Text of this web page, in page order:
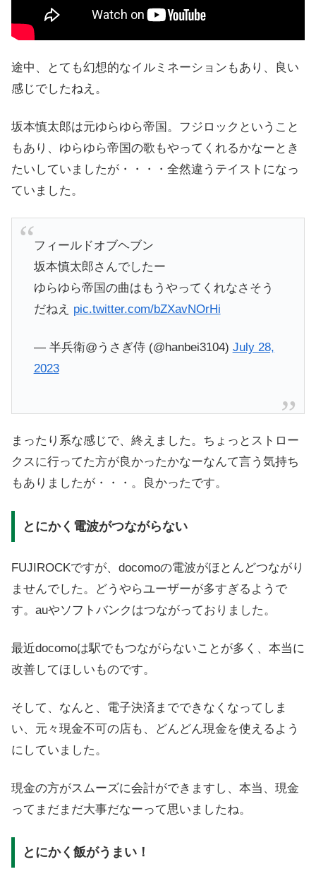
途中、とても幻想的なイルミネーションもあり、良い
感じでしたねえ。
坂本慎太郎は元ゆらゆら帝国。フジロックということ
もあり、ゆらゆら帝国の歌もやってくれるかなーとき
たいしていましたが・・・・全然違うテイストになっ
ていました。
フィールドオブヘブン
坂本慎太郎さんでしたー
ゆらゆら帝国の曲はもうやってくれなさそう
だねえ pic.twitter.com/bZXavNOrHi
— 半兵衛@うさぎ侍 (@hanbei3104) July 28,
2023
まったり系な感じで、終えました。ちょっとストロー
クスに行ってた方が良かったかなーなんて言う気持ち
もありましたが・・・。良かったです。
とにかく電波がつながらない
FUJIROCKですが、docomoの電波がほとんどつながり
ませんでした。どうやらユーザーが多すぎるようで
す。auやソフトバンクはつながっておりました。
最近docomoは駅でもつながらないことが多く、本当に
改善してほしいものです。
そして、なんと、電子決済までできなくなってしま
い、元々現金不可の店も、どんどん現金を使えるよう
にしていました。
現金の方がスムーズに会計ができますし、本当、現金
ってまだまだ大事だなーって思いましたね。
とにかく飯がうまい！